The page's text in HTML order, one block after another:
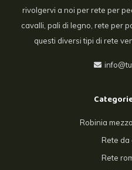
rivolgervi a noi per rete per
cavalli, pali di legno, rete per
questi diversi tipi di rete
Robinia
Rete da
Rete